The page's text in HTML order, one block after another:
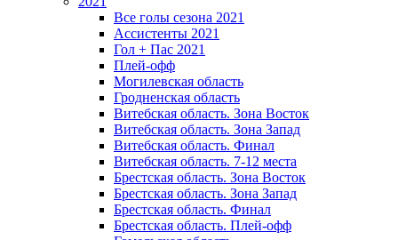
Все голы сезона 2021
Ассистенты 2021
Гол + Пас 2021
Плей-офф
Могилевская область
Гродненская область
Витебская область. Зона Восток
Витебская область. Зона Запад
Витебская область. Финал
Витебская область. 7-12 места
Брестская область. Зона Восток
Брестская область. Зона Запад
Брестская область. Финал
Брестская область. Плей-офф